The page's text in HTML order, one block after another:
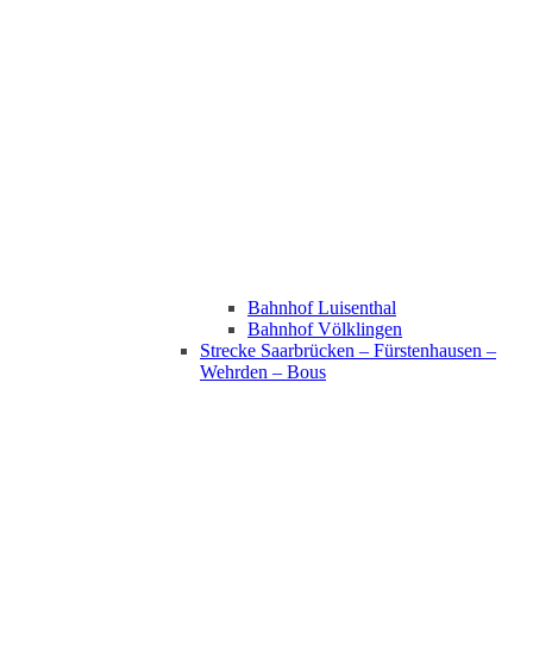
Bahnhof Luisenthal
Bahnhof Völklingen
Strecke Saarbrücken – Fürstenhausen –
Wehrden – Bous